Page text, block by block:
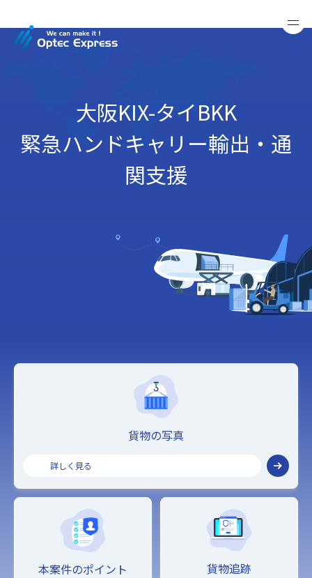
大阪KIX-タイBKK
緊急ハンドキャリー輸出・通
関支援
貨物の写真
詳しく見る
本案件のポイント 貨物追跡